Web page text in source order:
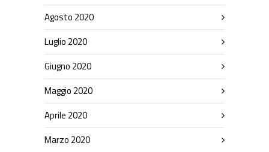
Agosto 2020
Luglio 2020
Giugno 2020
Maggio 2020
Aprile 2020
Marzo 2020